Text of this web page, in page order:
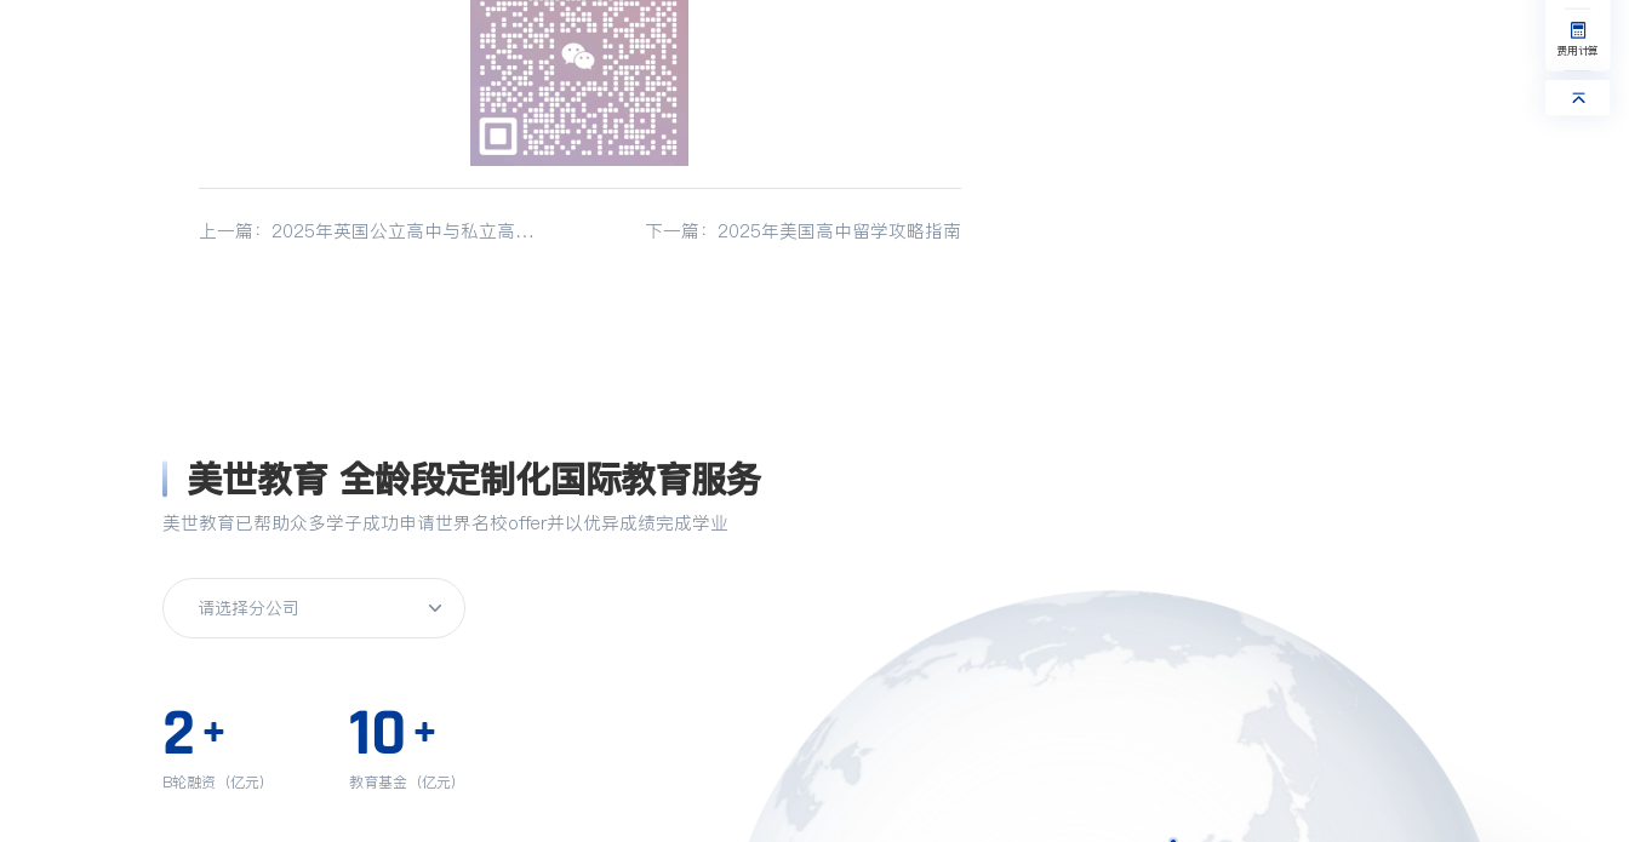
上一篇：2025年英国公立高中与私立高中
下一篇：2025年美国高中留学攻略指南
美世教育 全龄段定制化国际教育服务
美世教育已帮助众多学子成功申请世界名校offer并以优异成绩完成学业
2+
B轮融资（亿元）
10+
教育基金（亿元）
费用计算